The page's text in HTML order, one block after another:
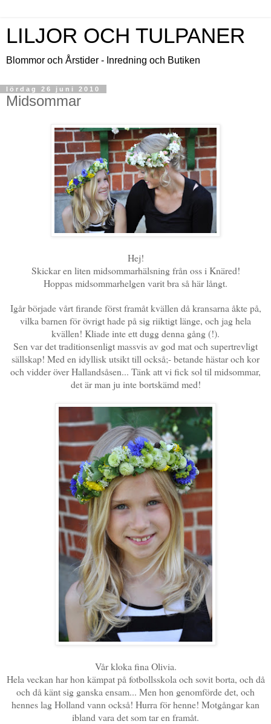
LILJOR OCH TULPANER
Blommor och Årstider - Inredning och Butiken
lördag 26 juni 2010
Midsommar
Hej!
Skickar en liten midsommarhälsning från oss i Knäred!
Hoppas midsommarhelgen varit bra så här långt.
Igår började vårt firande först framåt kvällen då kransarna åkte på,
vilka barnen för övrigt hade på sig riiktigt länge, och jag hela
kvällen! Kliade inte ett dugg denna gång (!).
Sen var det traditionsenligt massvis av god mat och supertrevligt
sällskap! Med en idyllisk utsikt till också;- betande hästar och kor
och vidder över Hallandsåsen... Tänk att vi fick sol til midsommar,
det är man ju inte bortskämd med!
Vår kloka fina Olivia.
Hela veckan har hon kämpat på fotbollsskola och sovit borta, och då
och då känt sig ganska ensam... Men hon genomförde det, och
hennes lag Holland vann också! Hurra för henne! Motgångar kan
ibland vara det som tar en framåt.